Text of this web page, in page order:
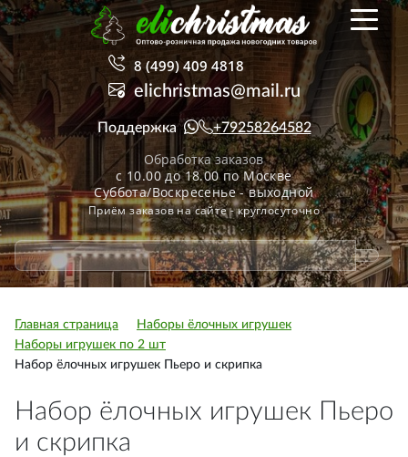
8 (499) 409 4818
elichristmas@mail.ru
Поддержка +79258264582
Обработка заказов
с 10.00 до 18.00 по Москве
Суббота/Воскресенье - выходной
Приём заказов на сайте - круглосуточно
Главная страница
Наборы ёлочных игрушек
Наборы игрушек по 2 шт
Набор ёлочных игрушек Пьеро и скрипка
Набор ёлочных игрушек Пьеро
и скрипка